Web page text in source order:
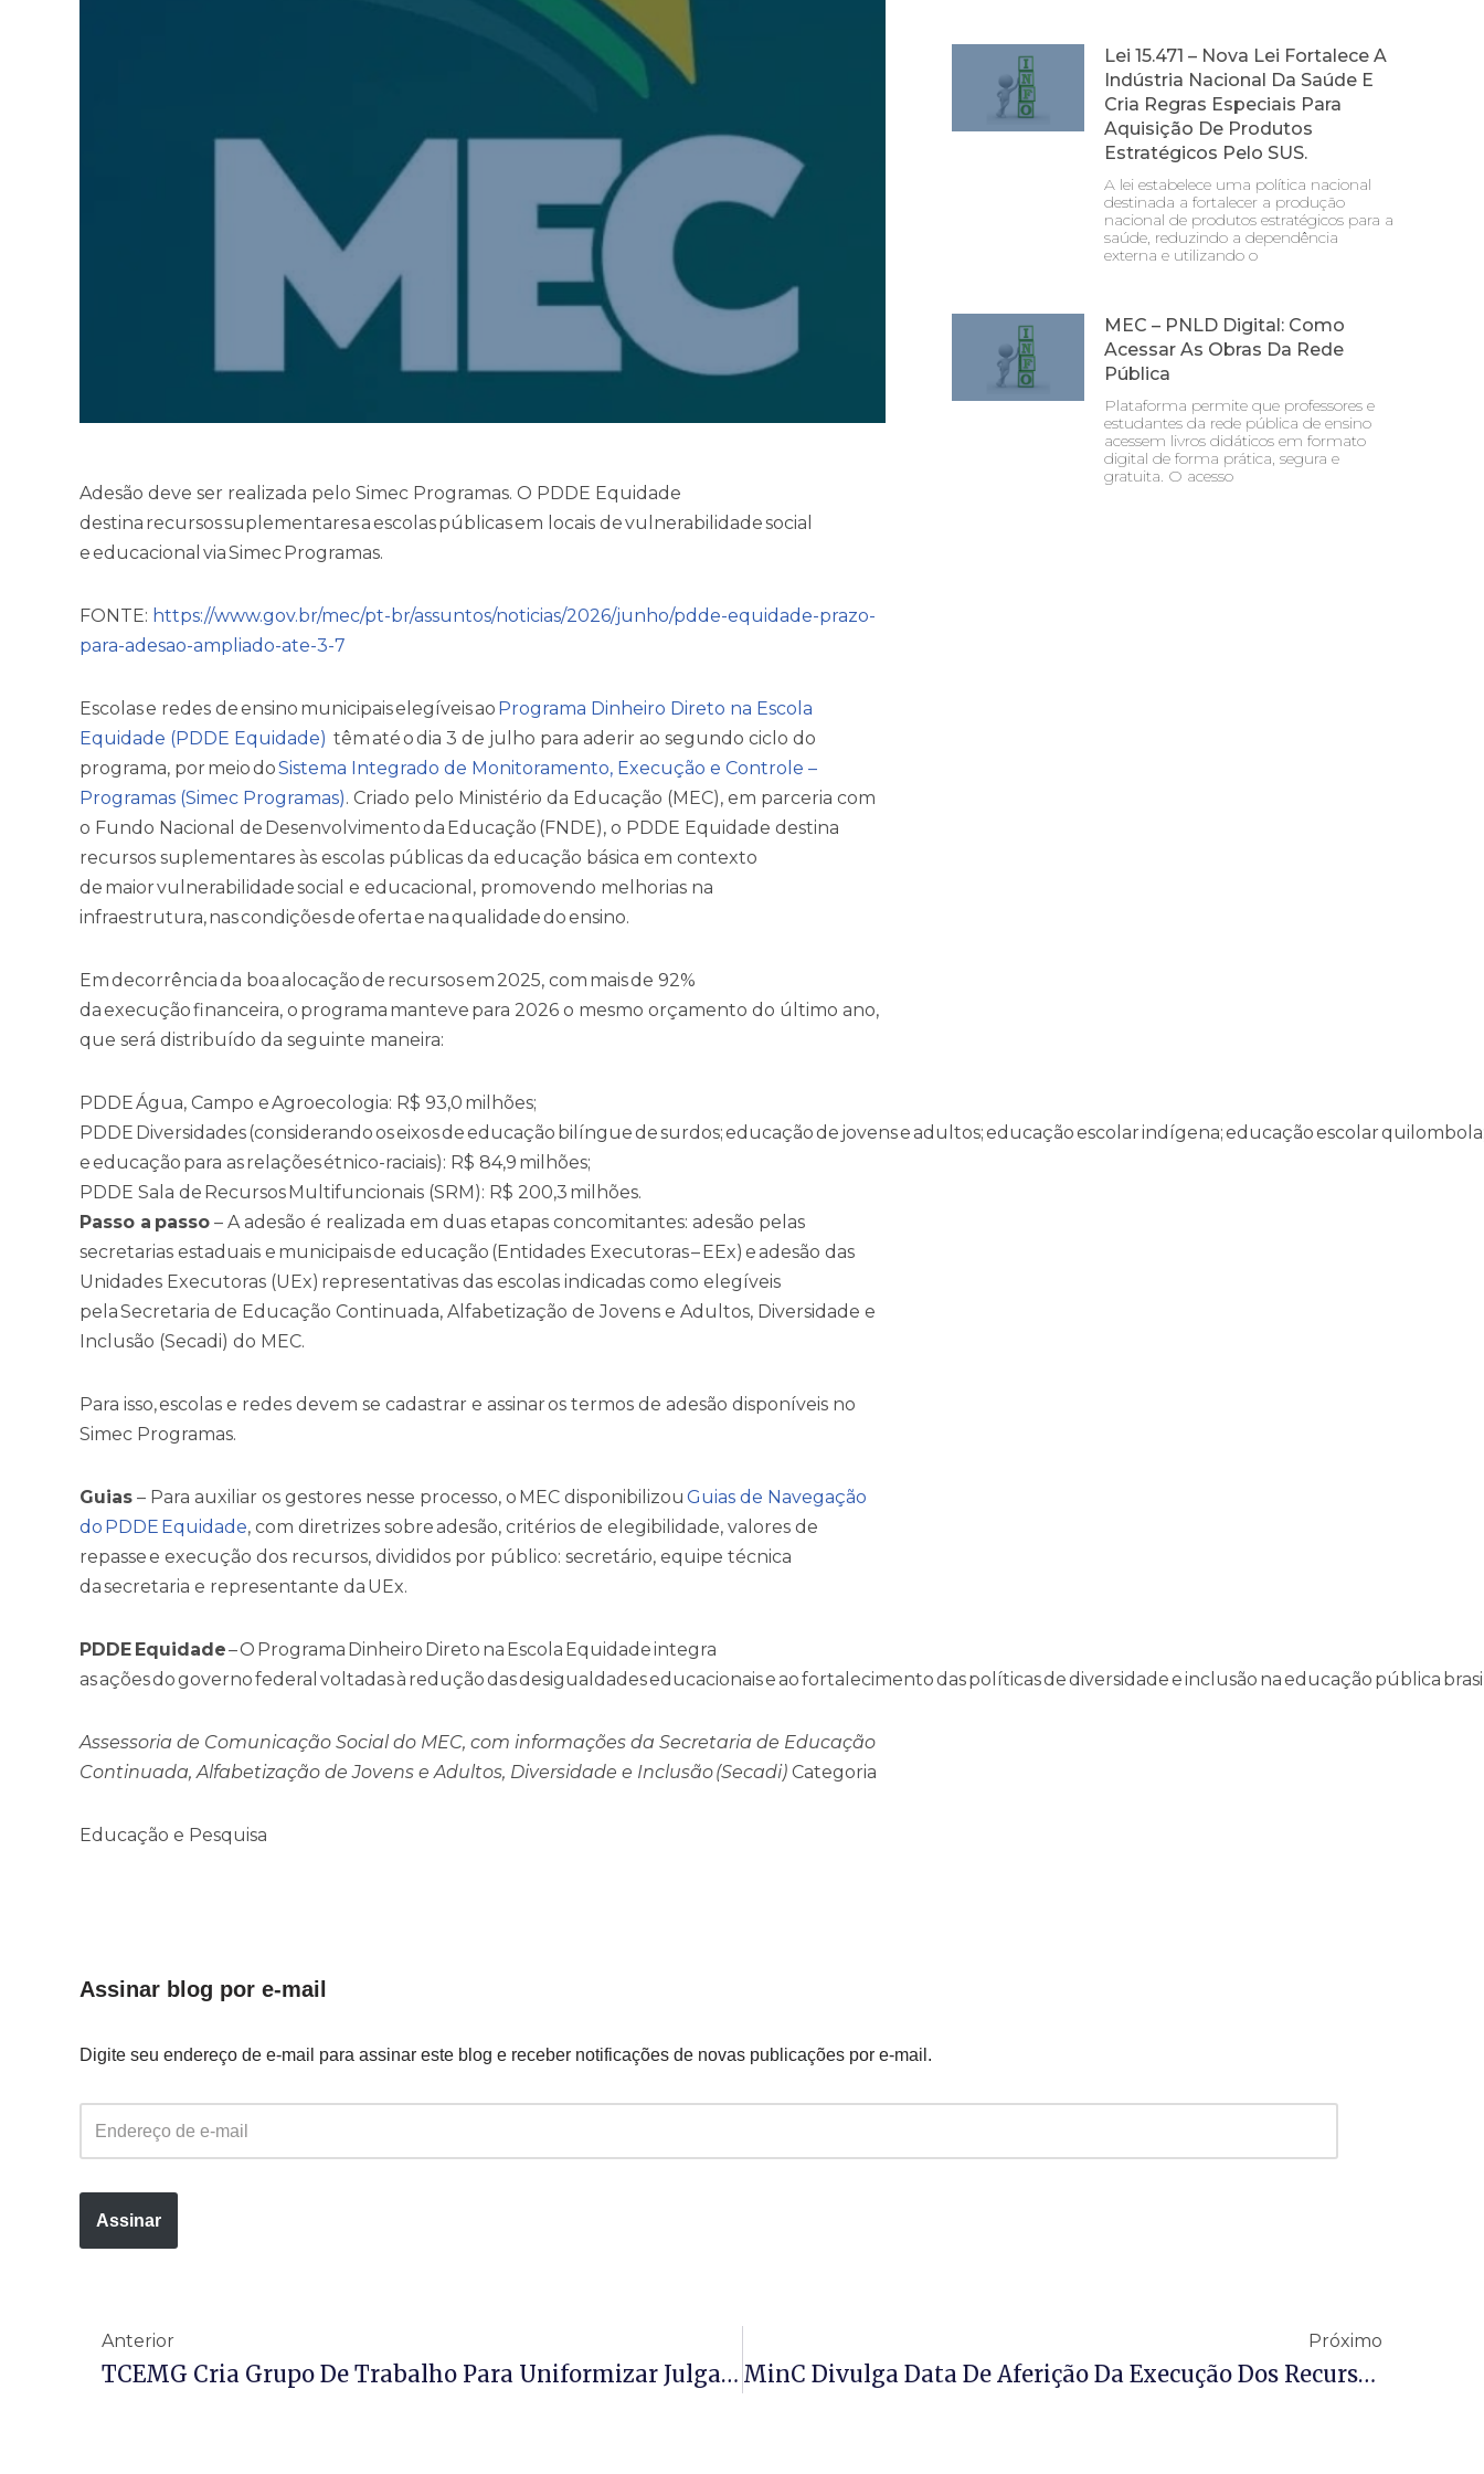
Adesão deve ser realizada pelo Simec Programas. O PDDE Equidade
destina recursos suplementares a escolas públicas em locais de vulnerabilidade social
e educacional via Simec Programas.
FONTE: https://www.gov.br/mec/pt-br/assuntos/noticias/2026/junho/pdde-equidade-prazo-
para-adesao-ampliado-ate-3-7
Escolas e redes de ensino municipais elegíveis ao Programa Dinheiro Direto na Escola
Equidade (PDDE Equidade) têm até o dia 3 de julho para aderir ao segundo ciclo do
programa, por meio doSistema Integrado de Monitoramento, Execução e Controle –
Programas (Simec Programas). Criado pelo Ministério da Educação (MEC), em parceria com
o Fundo Nacional de Desenvolvimento da Educação (FNDE), o PDDE Equidade destina
recursos suplementares às escolas públicas da educação básica em contexto
de maior vulnerabilidade social e educacional, promovendo melhorias na
infraestrutura, nas condições de oferta e na qualidade do ensino.
Em decorrência da boa alocação de recursos em 2025, com mais de 92%
da execução financeira, o programa manteve para 2026 o mesmo orçamento do último ano,
que será distribuído da seguinte maneira:
PDDE Água, Campo e Agroecologia: R$ 93,0 milhões;
PDDE Diversidades (considerando os eixos de educação bilíngue de surdos; educação de jovens e adultos; educação escolar indígena; educação escolar
e educação para as relações étnico-raciais): R$ 84,9 milhões;
PDDE Sala de Recursos Multifuncionais (SRM): R$ 200,3 milhões.
Passo a passo – A adesão é realizada em duas etapas concomitantes: adesão pelas
secretarias estaduais e municipais de educação (Entidades Executoras – EEx) e adesão das
Unidades Executoras (UEx) representativas das escolas indicadas como elegíveis
pela Secretaria de Educação Continuada, Alfabetização de Jovens e Adultos, Diversidade e
Inclusão (Secadi) do MEC.
Para isso, escolas e redes devem se cadastrar e assinar os termos de adesão disponíveis no
Simec Programas.
Guias – Para auxiliar os gestores nesse processo, o MEC disponibilizou Guias de Navegação
do PDDE Equidade, com diretrizes sobre adesão, critérios de elegibilidade, valores de
repasse e execução dos recursos, divididos por público: secretário, equipe técnica
da secretaria e representante da UEx.
PDDE Equidade– O Programa Dinheiro Direto na Escola Equidade integra
as ações do governo federal voltadas à redução das desigualdades educacionais e ao fortalecimento das políticas de diversidade e inclusão na educação pública
Assessoria de Comunicação Social do MEC, com informações da Secretaria de Educação
Continuada, Alfabetização de Jovens e Adultos, Diversidade e Inclusão (Secadi) Categoria
Educação e Pesquisa
Lei 15.471 – Nova Lei Fortalece A
Indústria Nacional Da Saúde E
Cria Regras Especiais Para
Aquisição De Produtos
Estratégicos Pelo SUS.
A lei estabelece uma política nacional
destinada a fortalecer a produção
nacional de produtos estratégicos para a
saúde, reduzindo a dependência
externa e utilizando o
MEC – PNLD Digital: Como
Acessar As Obras Da Rede
Pública
Plataforma permite que professores e
estudantes da rede pública de ensino
acessem livros didáticos em formato
digital de forma prática, segura e
gratuita. O acesso
Assinar blog por e-mail
Digite seu endereço de e-mail para assinar este blog e receber notificações de novas publicações por e-mail.
Assinar
Anterior
TCEMG Cria Grupo De Trabalho Para Uniformizar Julgamento De Créditos Adicionais
Próximo
MinC Divulga Data De Aferição Da Execução Dos Recursos Da Política Nacional Aldir Blanc Para O Ano De 2026